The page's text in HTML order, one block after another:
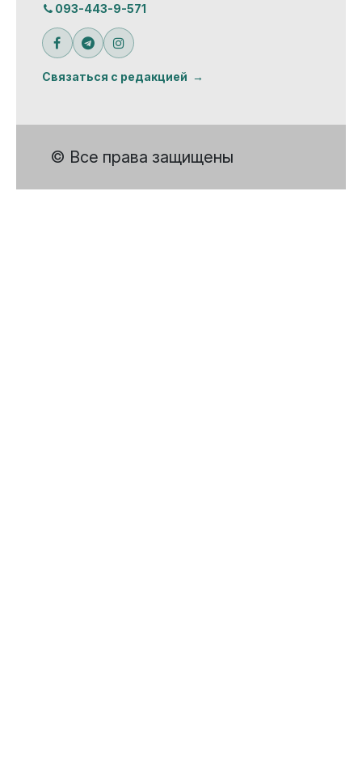
093-443-9-571
Связаться с редакцией
© Все права защищены